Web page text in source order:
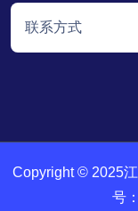
Copyright © 2025
号：